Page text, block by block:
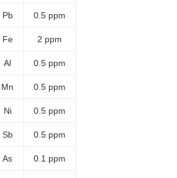
Pb 0.5 ppm
Fe 2 ppm
Al 0.5 ppm
Mn 0.5 ppm
Ni 0.5 ppm
Sb 0.5 ppm
As 0.1 ppm